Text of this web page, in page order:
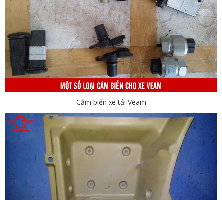
Cảm biến xe tải Veam